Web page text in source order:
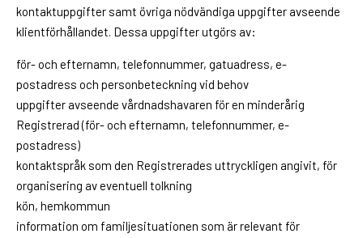
kontaktuppgifter samt övriga nödvändiga uppgifter avseende
klientförhållandet. Dessa uppgifter utgörs av:
för- och efternamn, telefonnummer, gatuadress, e-
postadress och personbeteckning vid behov
uppgifter avseende vårdnadshavaren för en minderårig
Registrerad (för- och efternamn, telefonnummer, e-
postadress)
kontaktspråk som den Registrerades uttryckligen angivit, för
organisering av eventuell tolkning
kön, hemkommun
information om familjesituationen som är relevant för